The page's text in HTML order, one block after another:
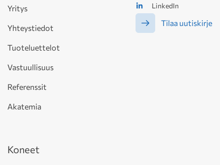
LinkedIn
Tilaa uutiskirje
Yritys
Yhteystiedot
Tuoteluettelot
Vastuullisuus
Referenssit
Akatemia
Koneet